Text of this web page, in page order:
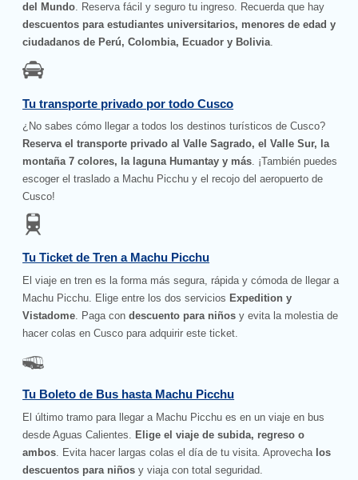
del Mundo. Reserva fácil y seguro tu ingreso. Recuerda que hay
descuentos para estudiantes universitarios, menores de edad y
ciudadanos de Perú, Colombia, Ecuador y Bolivia.
Tu transporte privado por todo Cusco
¿No sabes cómo llegar a todos los destinos turísticos de Cusco?
Reserva el transporte privado al Valle Sagrado, el Valle Sur, la
montaña 7 colores, la laguna Humantay y más. ¡También puedes
escoger el traslado a Machu Picchu y el recojo del aeropuerto de
Cusco!
Tu Ticket de Tren a Machu Picchu
El viaje en tren es la forma más segura, rápida y cómoda de llegar a
Machu Picchu. Elige entre los dos servicios Expedition y
Vistadome . Paga condescuento para niños y evita la molestia de
hacer colas en Cusco para adquirir este ticket.
Tu Boleto de Bus hasta Machu Picchu
El último tramo para llegar a Machu Picchu es en un viaje en bus
desde Aguas Calientes. Elige el viaje de subida, regreso o
ambos . Evita hacer largas colas el día de tu visita. Aprovecha los
descuentos para niños y viaja con total seguridad.